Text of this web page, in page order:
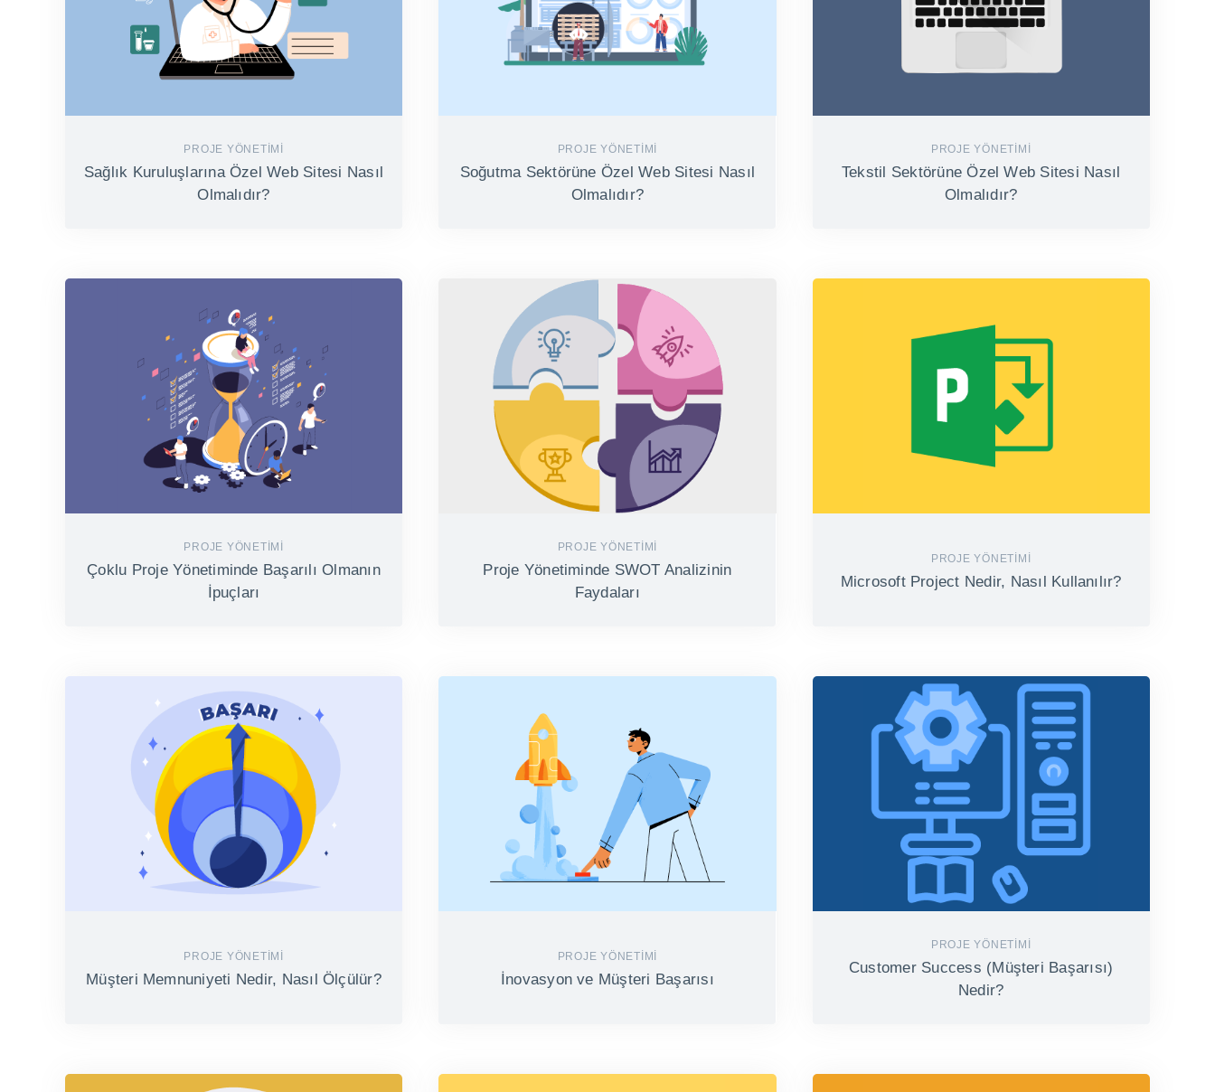
PROJE YÖNETIMI
Sağlık Kuruluşlarına Özel Web Sitesi Nasıl
Olmalıdır?
PROJE YÖNETIMI
Soğutma Sektörüne Özel Web Sitesi Nasıl
Olmalıdır?
PROJE YÖNETIMI
Tekstil Sektörüne Özel Web Sitesi Nasıl
Olmalıdır?
PROJE YÖNETIMI
Çoklu Proje Yönetiminde Başarılı Olmanın
İpuçları
PROJE YÖNETIMI
Proje Yönetiminde SWOT Analizinin
Faydaları
PROJE YÖNETIMI
Microsoft Project Nedir, Nasıl Kullanılır?
PROJE YÖNETIMI
Müşteri Memnuniyeti Nedir, Nasıl Ölçülür?
PROJE YÖNETIMI
İnovasyon ve Müşteri Başarısı
PROJE YÖNETIMI
Customer Success (Müşteri Başarısı)
Nedir?